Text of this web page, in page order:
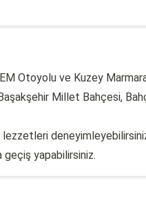
Otoyolu ve Kuzey
Millet Bahçesi,
geçiş yapabilirsiniz.